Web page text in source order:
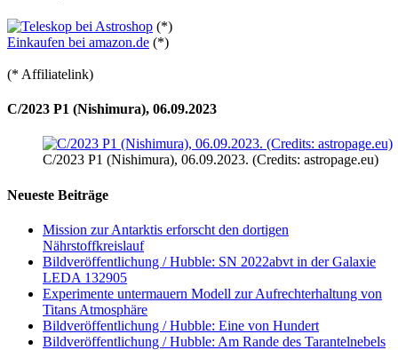
(*)
Einkaufen bei amazon.de (*)
(* Affiliatelink)
C/2023 P1 (Nishimura), 06.09.2023
C/2023 P1 (Nishimura), 06.09.2023. (Credits: astropage.eu)
Neueste Beiträge
Mission zur Antarktis erforscht den dortigen
Nährstoffkreislauf
Bildveröffentlichung / Hubble: SN 2022abvt in der Galaxie
LEDA 132905
Experimente untermauern Modell zur Aufrechterhaltung von
Titans Atmosphäre
Bildveröffentlichung / Hubble: Eine von Hundert
Bildveröffentlichung / Hubble: Am Rande des Tarantelnebels